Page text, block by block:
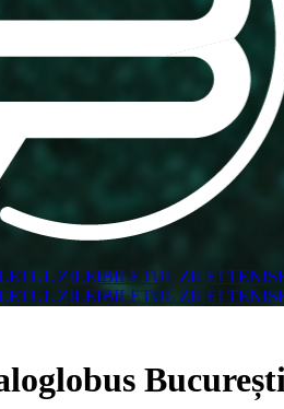
ZILEIBILETUL ZILEI TENIS
ZILEIBILETUL ZILEI TENIS